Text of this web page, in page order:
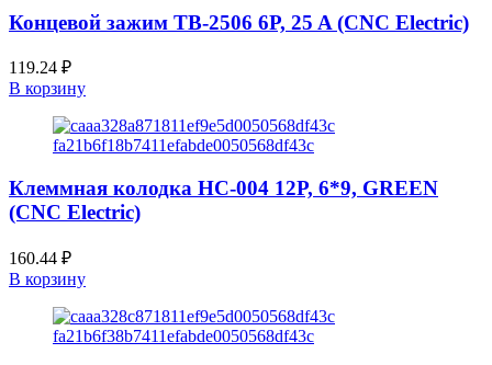
Концевой зажим TB-2506 6P, 25 A (CNC Electric)
119.24 ₽
В корзину
Клеммная колодка HC-004 12P, 6*9, GREEN
(CNC Electric)
160.44 ₽
В корзину